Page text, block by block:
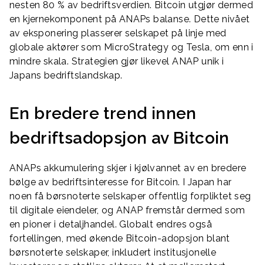
nesten 80 % av bedriftsverdien. Bitcoin utgjør dermed
en kjernekomponent på ANAPs balanse. Dette nivået
av eksponering plasserer selskapet på linje med
globale aktører som MicroStrategy og Tesla, om enn i
mindre skala. Strategien gjør likevel ANAP unik i
Japans bedriftslandskap.
En bredere trend innen
bedriftsadopsjon av Bitcoin
ANAPs akkumulering skjer i kjølvannet av en bredere
bølge av bedriftsinteresse for Bitcoin. I Japan har
noen få børsnoterte selskaper offentlig forpliktet seg
til digitale eiendeler, og ANAP fremstår dermed som
en pioner i detaljhandel. Globalt endres også
fortellingen, med økende Bitcoin-adopsjon blant
børsnoterte selskaper, inkludert institusjonelle